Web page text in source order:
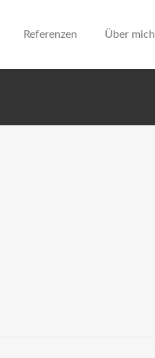
Referenzen Über mich